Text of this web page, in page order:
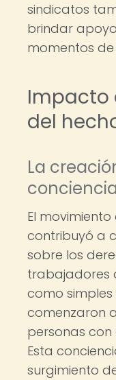
sindicatos
brindar
momentos
Impacto
del
La
El
contribuyó a
sobre los
trabajadores
como
comenzaron
personas con
Esta
surgimiento